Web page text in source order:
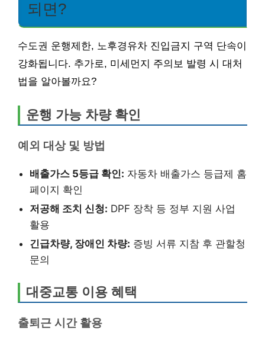
되면?
수도권 운행제한, 노후경유차 진입금지 구역 단속이
강화됩니다. 추가로, 미세먼지 주의보 발령 시 대처
법을 알아볼까요?
운행 가능 차량 확인
예외 대상 및 방법
배출가스 5등급 확인: 자동차 배출가스 등급제 홈
페이지 확인
저공해 조치 신청: DPF 장착 등 정부 지원 사업
활용
긴급차량, 장애인 차량: 증빙 서류 지참 후 관할청
문의
대중교통 이용 혜택
출퇴근 시간 활용